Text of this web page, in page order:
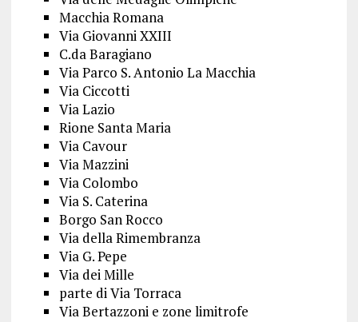
Macchia Romana
Via Giovanni XXIII
C.da Baragiano
Via Parco S. Antonio La Macchia
Via Ciccotti
Via Lazio
Rione Santa Maria
Via Cavour
Via Mazzini
Via Colombo
Via S. Caterina
Borgo San Rocco
Via della Rimembranza
Via G. Pepe
Via dei Mille
parte di Via Torraca
Via Bertazzoni e zone limitrofe